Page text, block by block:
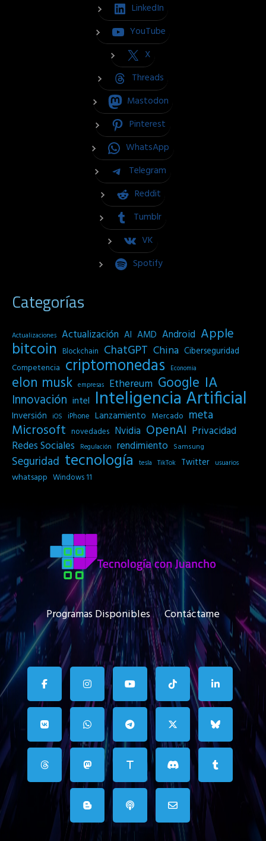
LinkedIn
YouTube
X
Threads
Mastodon
Pinterest
WhatsApp
Telegram
Reddit
Tumblr
VK
Spotify
Categorías
Actualizaciones Actualización AI AMD Android Apple
bitcoin Blockchain ChatGPT China Ciberseguridad
Competencia criptomonedas Economia
elon musk empresas Ethereum Google IA
Innovación intel Inteligencia Artificial
Inversión iOS iPhone Lanzamiento Mercado meta
Microsoft novedades Nvidia OpenAI Privacidad
Redes Sociales
Regulación rendimiento Samsung
Seguridad tecnología tesla TikTok Twitter usuarios
whatsapp Windows 11
Programas Disponibles Contáctame